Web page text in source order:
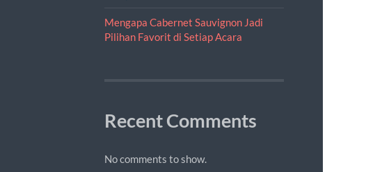
Mengapa Cabernet Sauvignon Jadi
Pilihan Favorit di Setiap Acara
Recent Comments
No comments to show.